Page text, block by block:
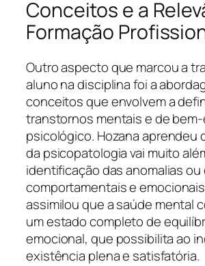
Conceitos e a
Formação
Outro aspecto que marcou a
aluno na disciplina foi a
conceitos que envolvem a
transtornos mentais e de
psicológico. Hozana aprendeu
da psicopatologia vai muito
identificação das anomalias ou
comportamentais e
assimilou que a saúde mental
um estado completo de
emocional, que possibilita ao
existência plena e satisfatória.